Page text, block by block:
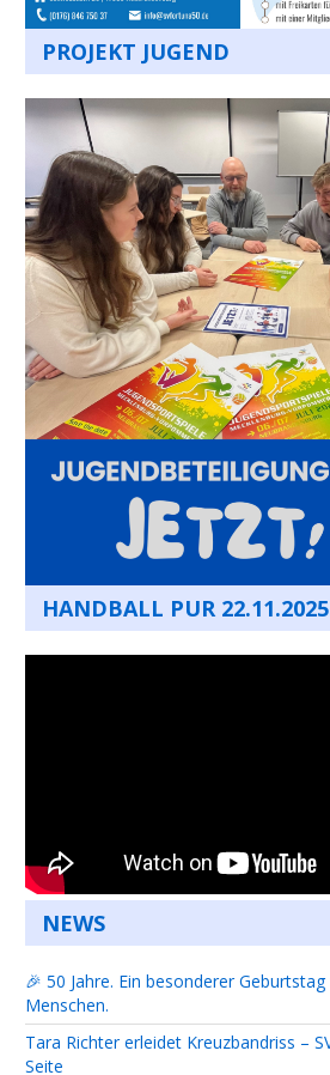
PROJEKT JUGEND
HANDBALL PUR 22.11.2025
NEWS
🎉 50 Jahre. Ein besonderer
Menschen.
Tara Richter erleidet Kreuzbandriss –
Seite